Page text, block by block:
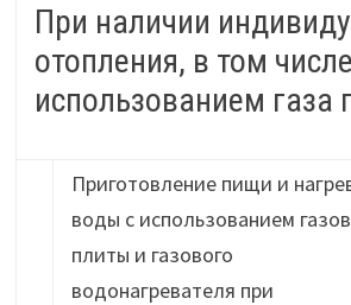
При наличии
отопления, в том
использованием
Приготовление пищи и
воды с использованием
плиты и газового
водонагревателя при